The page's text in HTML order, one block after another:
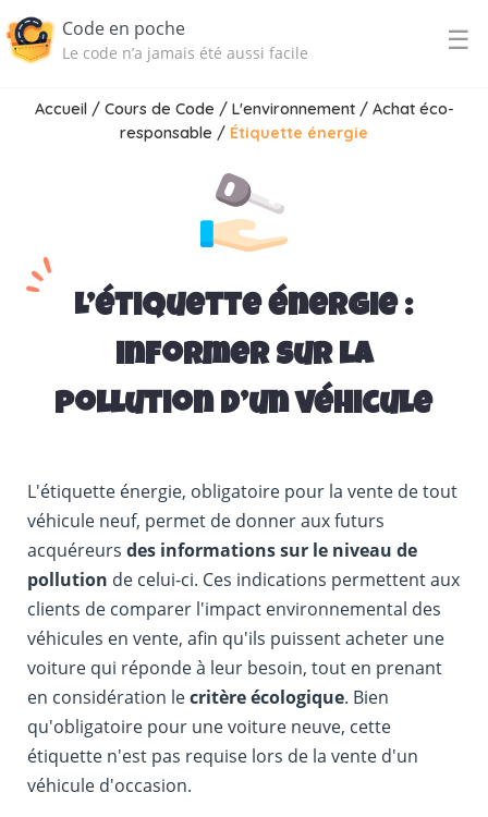
Code en poche
Le code n’a jamais été aussi facile ☰
Accueil/ Cours de Code / L'environnement/ Achat éco-
responsable / Étiquette énergie
L’étiquette énergie :
informer sur la
pollution d’un véhicule
L'étiquette énergie, obligatoire pour la vente de tout
véhicule neuf, permet de donner aux futurs
acquéreurs des informations sur le niveau de
pollution de celui-ci. Ces indications permettent aux
clients de comparer l'impact environnemental des
véhicules en vente, afin qu'ils puissent acheter une
voiture qui réponde à leur besoin, tout en prenant
en considération lecritère écologique. Bien
qu'obligatoire pour une voiture neuve, cette
étiquette n'est pas requise lors de la vente d'un
véhicule d'occasion.